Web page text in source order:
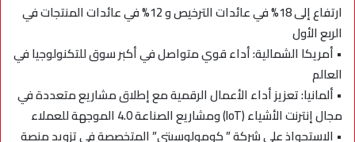
ارتفاع إلى 18% في عائدات الترخيص و 12% في عائدات المنتجات في
الربع الأول
• أمريكا الشمالية: أداء قوي متواصل في أكبر سوق للتكنولوجيا في
العالم
• ألمانيا: تعزيز أداء الأعمال الرقمية مع إطلاق مشاريع متعددة في
مجال إنترنت الأشياء (IoT) ومشاريع الصناعة 4.0 الموجهة للعملاء
• الاستحواذ على شركة ” كومولوسيتي” المتخصصة في تزويد منصة